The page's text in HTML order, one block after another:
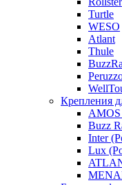
Turtle
WESO
Atlant
Thule
Крепления
Buzz
Inter
Lux